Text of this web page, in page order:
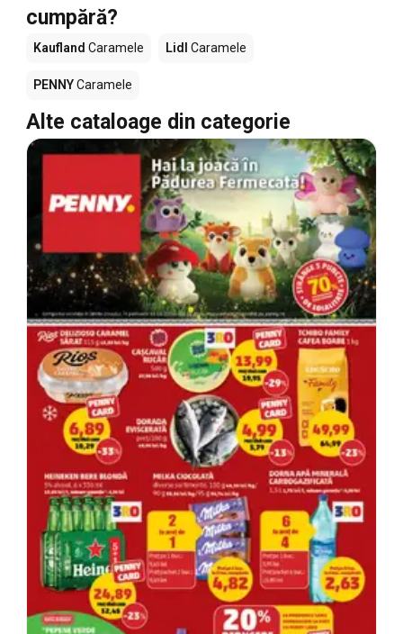
cumpără?
Kaufland Caramele Lidl Caramele
PENNYCaramele
Alte cataloage din categorie